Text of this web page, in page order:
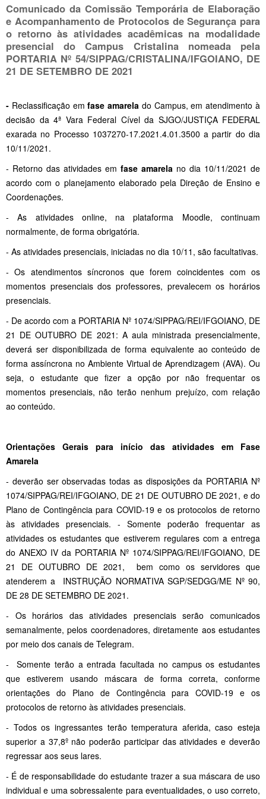
Comunicado da Comissão Temporária de Elaboração
e Acompanhamento de Protocolos de Segurança para
o retorno às atividades acadêmicas na modalidade
presencial do Campus Cristalina nomeada pela
PORTARIA Nº 54/SIPPAG/CRISTALINA/IFGOIANO, DE
21 DE SETEMBRO DE 2021
- Reclassificação emfase amarela do Campus, em atendimento à
decisão da 4ª Vara Federal Cível da SJGO/JUSTIÇA FEDERAL
exarada no Processo 1037270-17.2021.4.01.3500 a partir do dia
10/11/2021.
- Retorno das atividades em fase amarela no dia 10/11/2021 de
acordo com o planejamento elaborado pela Direção de Ensino e
Coordenações.
- As atividades online, na plataforma Moodle, continuam
normalmente, de forma obrigatória.
- As atividades presenciais, iniciadas no dia 10/11, são facultativas.
- Os atendimentos síncronos que forem coincidentes com os
momentos presenciais dos professores, prevalecem os horários
presenciais.
- De acordo com a PORTARIA Nº 1074/SIPPAG/REI/IFGOIANO, DE
21 DE OUTUBRO DE 2021: A aula ministrada presencialmente,
deverá ser disponibilizada de forma equivalente ao conteúdo de
forma assíncrona no Ambiente Virtual de Aprendizagem (AVA). Ou
seja, o estudante que fizer a opção por não frequentar os
momentos presenciais, não terão nenhum prejuízo, com relação
ao conteúdo.
Orientações Gerais para início das atividades em Fase
Amarela
- deverão ser observadas todas as disposições da PORTARIA Nº
1074/SIPPAG/REI/IFGOIANO, DE 21 DE OUTUBRO DE 2021, e do
Plano de Contingência para COVID-19 e os protocolos de retorno
às atividades presenciais. - Somente poderão frequentar as
atividades os estudantes que estiverem regulares com a entrega
do ANEXO IV da PORTARIA Nº 1074/SIPPAG/REI/IFGOIANO, DE
21 DE OUTUBRO DE 2021, bem como os servidores que
atenderem a INSTRUÇÃO NORMATIVA SGP/SEDGG/ME Nº 90,
DE 28 DE SETEMBRO DE 2021.
- Os horários das atividades presenciais serão comunicados
semanalmente, pelos coordenadores, diretamente aos estudantes
por meio dos canais de Telegram.
- Somente terão a entrada facultada no campus os estudantes
que estiverem usando máscara de forma correta, conforme
orientações do Plano de Contingência para COVID-19 e os
protocolos de retorno às atividades presenciais.
- Todos os ingressantes terão temperatura aferida, caso esteja
superior a 37,8º não poderão participar das atividades e deverão
regressar aos seus lares.
- É de responsabilidade do estudante trazer a sua máscara de uso
individual e uma sobressalente para eventualidades, o uso correto,